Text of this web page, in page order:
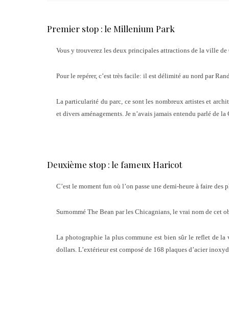
Premier stop : le Millenium Park
Vous y trouverez les deux principales attractions de la ville
Pour le repérer, c’est très facile: il est délimité au nord par
La particularité du parc, ce sont les nombreux artistes et
et divers aménagements. Je n’avais jamais entendu parlé de
Deuxième stop : le fameux Haricot
C’est le moment fun où l’on passe une demi-heure à faire
Surnommé The Bean par les Chicagnians, le vrai nom de cet
La photographie la plus commune est bien sûr le reflet de
dollars. L’extérieur est composé de 168 plaques d’acier